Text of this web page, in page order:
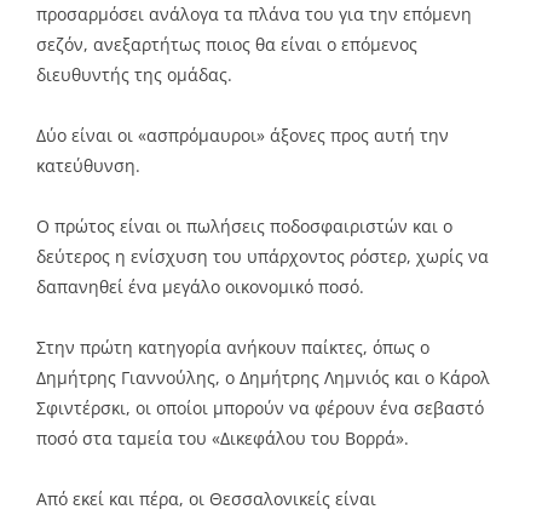
προσαρμόσει ανάλογα τα πλάνα του για την επόμενη
σεζόν, ανεξαρτήτως ποιος θα είναι ο επόμενος
διευθυντής της ομάδας.
Δύο είναι οι «ασπρόμαυροι» άξονες προς αυτή την
κατεύθυνση.
Ο πρώτος είναι οι πωλήσεις ποδοσφαιριστών και ο
δεύτερος η ενίσχυση του υπάρχοντος ρόστερ, χωρίς να
δαπανηθεί ένα μεγάλο οικονομικό ποσό.
Στην πρώτη κατηγορία ανήκουν παίκτες, όπως ο
Δημήτρης Γιαννούλης, ο Δημήτρης Λημνιός και ο Κάρολ
Σφιντέρσκι, οι οποίοι μπορούν να φέρουν ένα σεβαστό
ποσό στα ταμεία του «Δικεφάλου του Βορρά».
Από εκεί και πέρα, οι Θεσσαλονικείς είναι